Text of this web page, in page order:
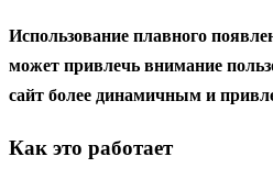
Использование плавного
может привлечь внимание
сайт более динамичным и
Как это работает